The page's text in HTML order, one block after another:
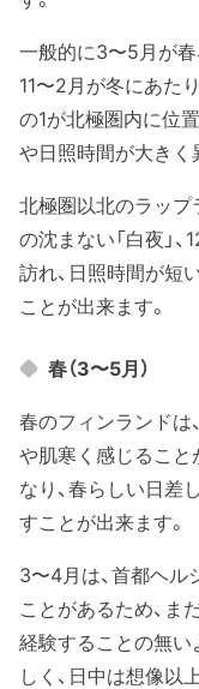
一般的に3〜5月が春
11〜2月が冬にあた
の1が北極圏内に位
や日照時間が大きく
北極圏以北のラップ
の沈まない「白夜」
訪れ、日照時間が短
ことが出来ます。
春（3〜5月）
春のフィンランドは
や肌寒く感じること
なり、春らしい日差
すことが出来ます。
3〜4月は、首都ヘ
ことがあるため、ま
経験することの無
しく、日中は想像以